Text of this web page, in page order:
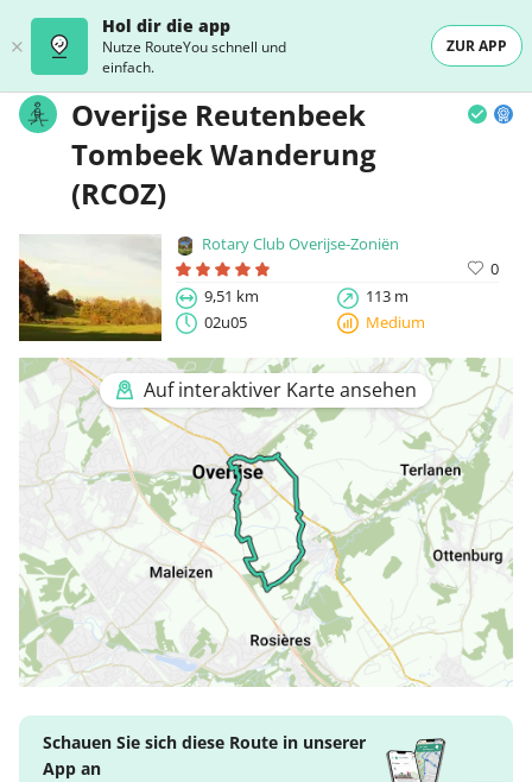
Hol dir die app
Nutze RouteYou schnell und
einfach.
ZUR APP
Overijse Reutenbeek
Tombeek Wanderung
(RCOZ)
Rotary Club Overijse-Zoniën
0
9,51 km
113 m
02u05
Medium
Auf interaktiver Karte ansehen
Schauen Sie sich diese Route in unserer
App an